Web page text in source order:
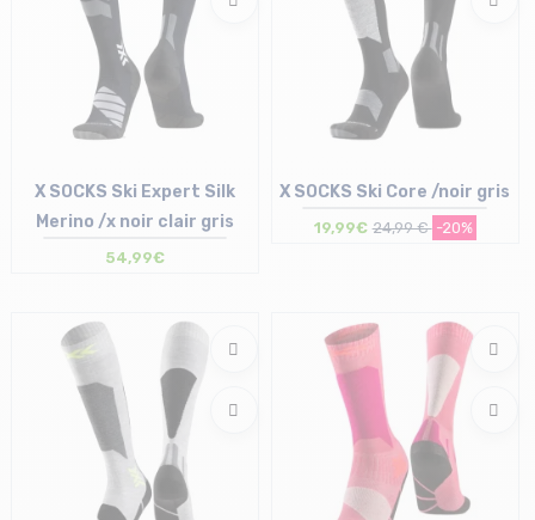
42/44 | 45/47
X SOCKS Ski Expert Silk
Merino /x noir clair gris
54,99€
35/38 | 39/41 | 42/44 | 45/47
X SOCKS Ski Core /noir gris
19,99€ 24,99 € -20%